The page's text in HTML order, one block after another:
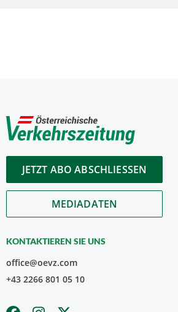
JETZT ABO ABSCHLIESSEN
MEDIADATEN
KONTAKTIEREN SIE UNS
office@oevz.com
+43 2266 801 05 10